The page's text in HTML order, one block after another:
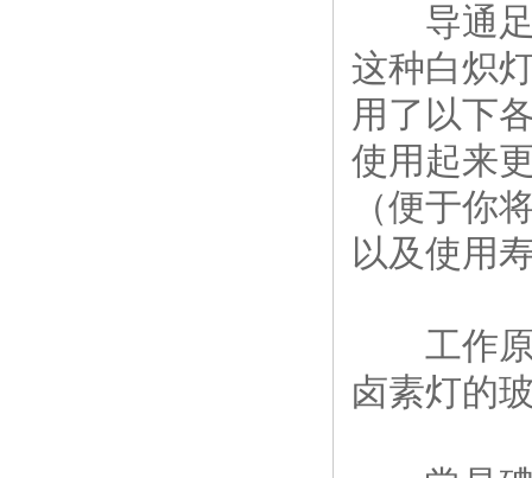
导通足
这种白炽
用了以下
使用起来
（便于你
以及使用
工作原
卤素灯的